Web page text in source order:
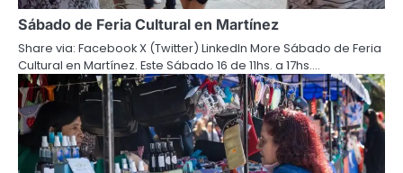
Sábado de Feria Cultural en Martínez
Share via: Facebook X (Twitter) LinkedIn More Sábado de Feria
Cultural en Martínez. Este Sábado 16 de 11hs. a 17hs.…